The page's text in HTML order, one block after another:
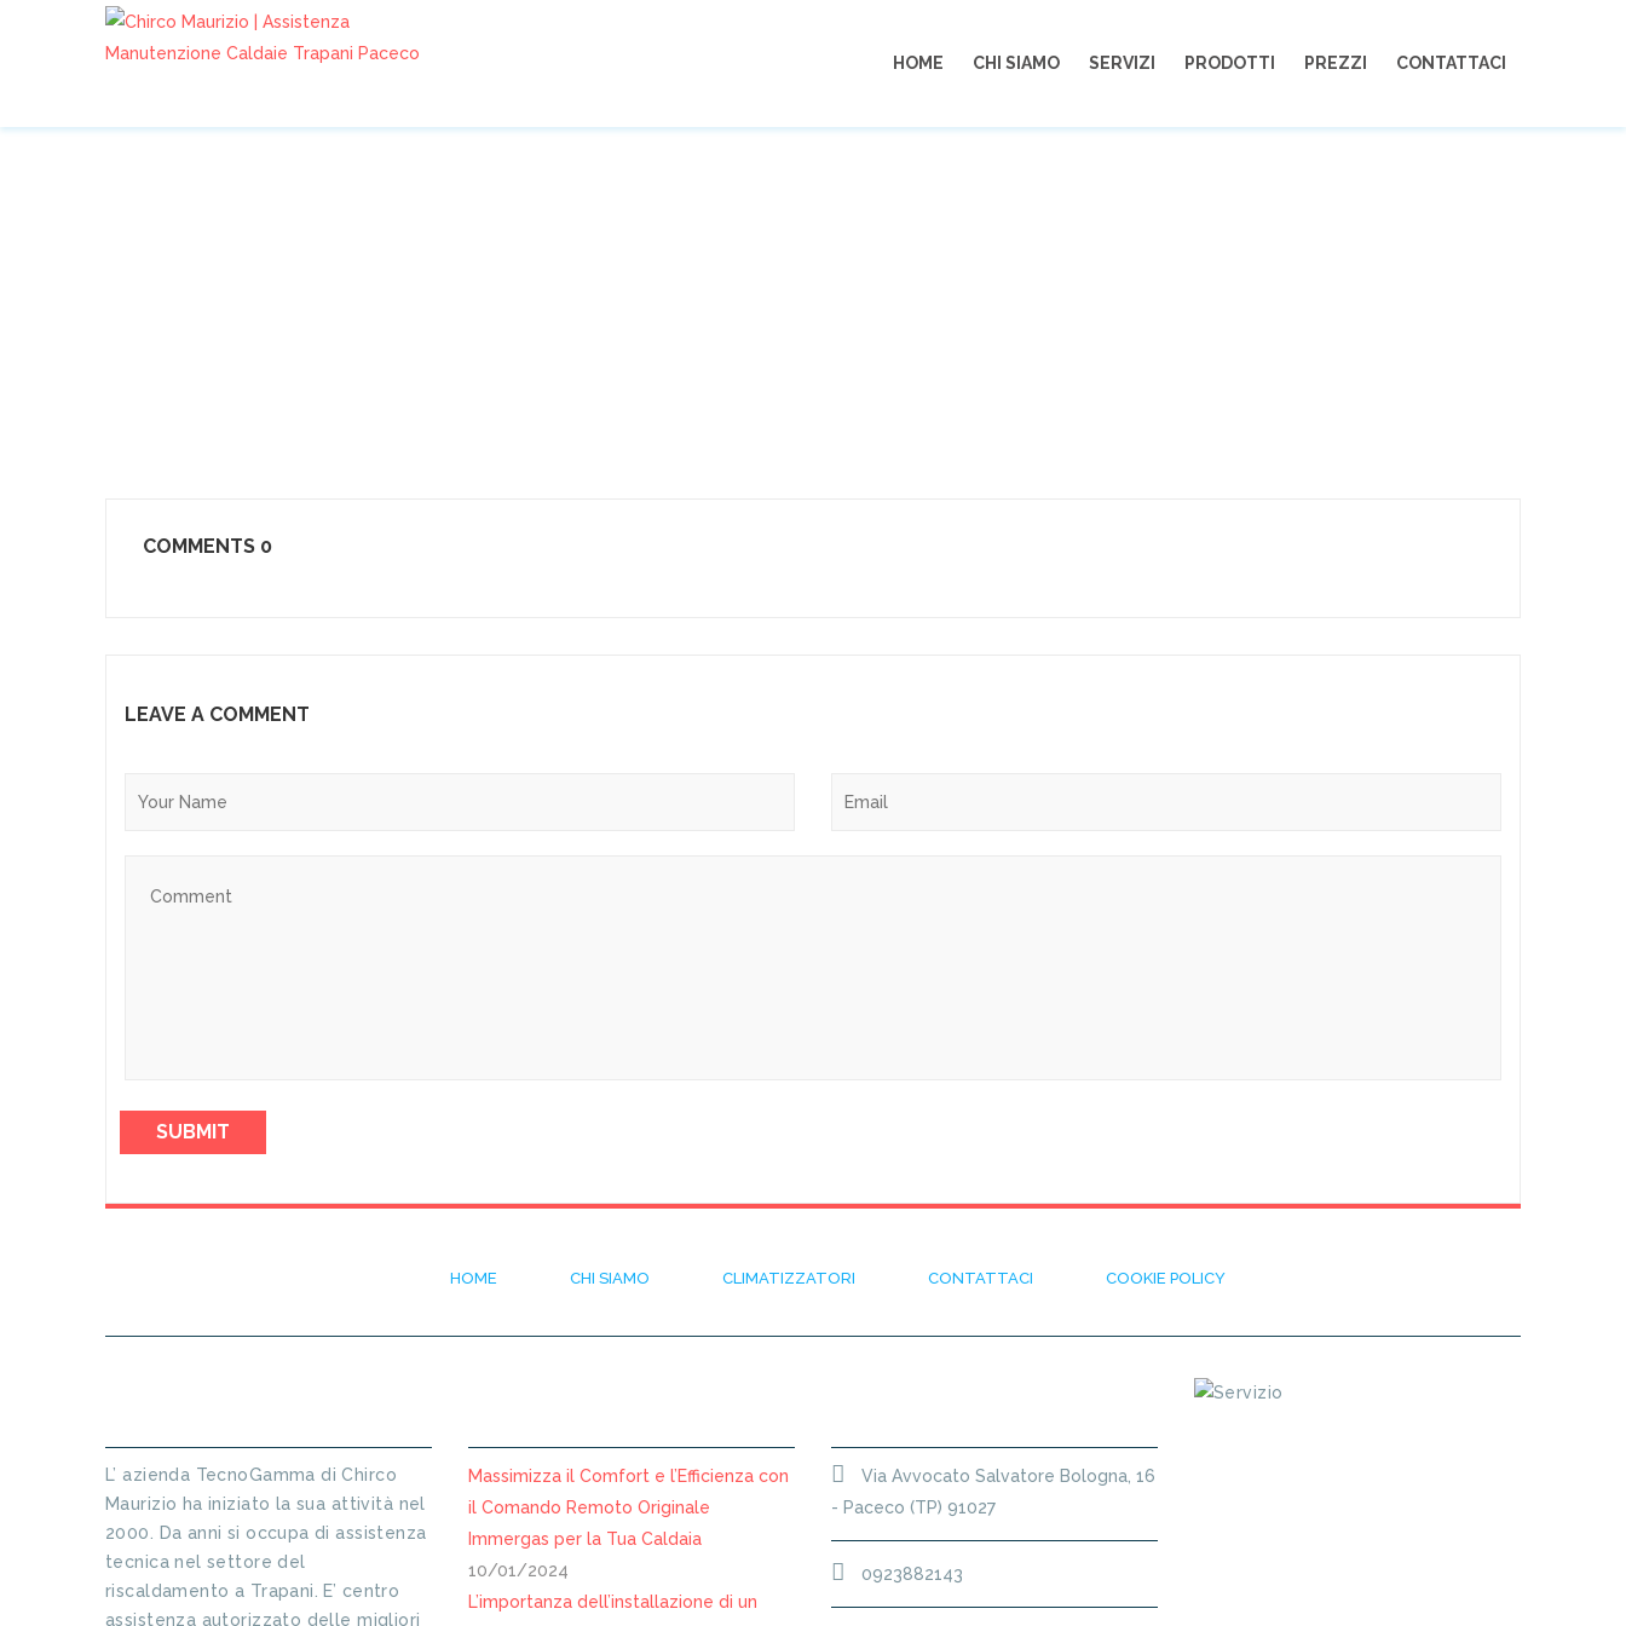
HOME CHI SIAMO SERVIZI PRODOTTI PREZZI CONTATTACI
COMMENTS 0
LEAVE A COMMENT
HOME CHI SIAMO CLIMATIZZATORI CONTATTACI COOKIE POLICY
L’ azienda TecnoGamma di Chirco
Maurizio ha iniziato la sua attività nel
2000. Da anni si occupa di assistenza
tecnica nel settore del
riscaldamento a Trapani. E’ centro
assistenza autorizzato delle migliori
Massimizza il Comfort e l’Efficienza con
il Comando Remoto Originale
Immergas per la Tua Caldaia
10/01/2024
L’importanza dell’installazione di un
Via Avvocato Salvatore Bologna, 16
- Paceco (TP) 91027
0923882143